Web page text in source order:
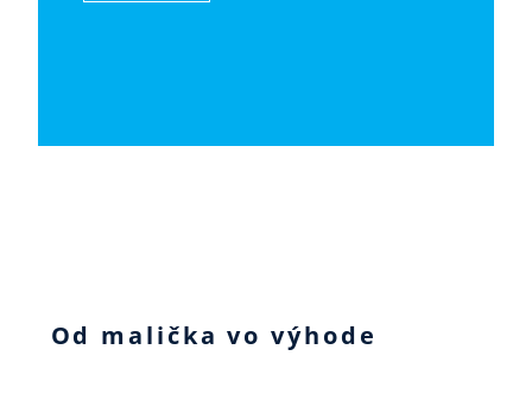
Od malička vo výhode